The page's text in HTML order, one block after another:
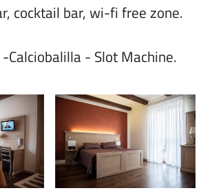
cocktail bar, wi-fi free zone.
Calciobalilla - Slot Machine.